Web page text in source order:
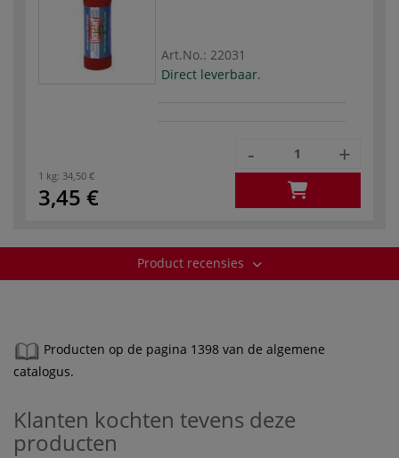
Art.No.: 22031
Direct leverbaar.
1 kg: 34,50 €
3,45 €
- +
Product recensies
Producten op de pagina 1398 van de algemene
catalogus.
Klanten kochten tevens deze
producten